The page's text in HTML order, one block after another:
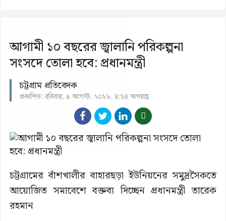
আগামী ১০ বছরের জ্বালানি পরিকল্পনা
সংসদে তোলা হবে: প্রধানমন্ত্রী
চট্টগ্রাম প্রতিবেদক
প্রকাশিত: রবিবার, ৯ আগস্ট, ২০২৬, ৪:২৪ অপরাহ্ণ
চট্টগ্রামের বাঁশখালীর বাহারছড়া ইউনিয়নের সমুদ্রসৈকতে
আয়োজিত সমাবেশে বক্তব্য দিচ্ছেন প্রধানমন্ত্রী তারেক
রহমান